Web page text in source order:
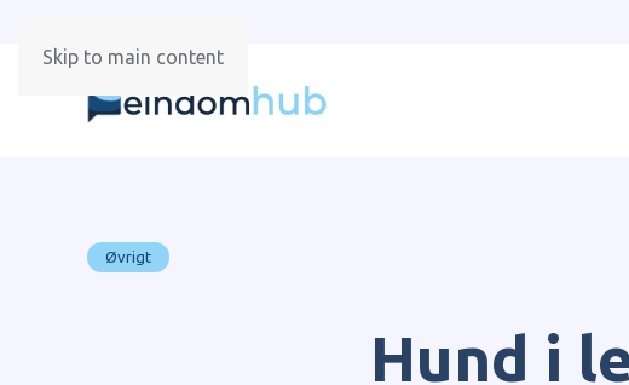
Skip to main content
Øvrigt
Hund i